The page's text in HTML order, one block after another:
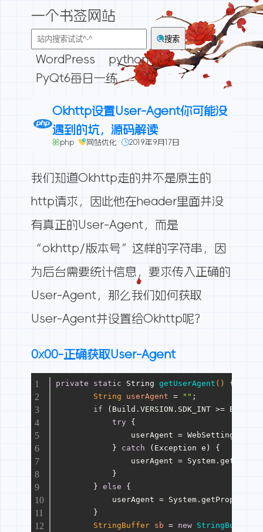
一个书签网站
搜索
WordPress
python
PyQt6每日一练
Okhttp设置User-Agent你可能没
遇到的坑，源码解读
php 网站优化 2019年9月17日
我们知道Okhttp走的并不是原生的
http请求，因此他在header里面并没
有真正的User-Agent，而是
“okhttp/版本号”这样的字符串，因
为后台需要统计信息，要求传入正确的
User-Agent，那么我们如何获取
User-Agent并设置给Okhttp呢？
0x00-正确获取User-Agent
private static String getUserAgent ()
{
String
userAgent = "" ;
if (Build.VERSION.SDK_INT >=
try {
userAgent =
            }
catch (Exception e) {
userAgent =
            }
        }
else {
            userAgent = System.getProperty(
        }
StringBuffer sb = new StringBuffer